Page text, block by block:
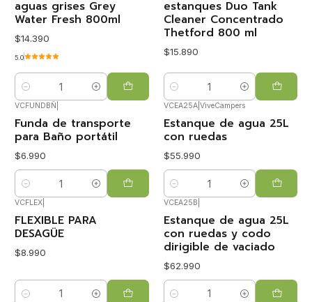
aguas grises Grey
Water Fresh 800ml
$14.390
5.0
Cantidad
estanques Duo Tank
Cleaner Concentrado
Thetford 800 ml
$15.890
Cantidad
VCFUNDBÑ
Funda de transporte
para Baño portátil
$6.990
Cantidad
VCEA25A| ViveCampers
Estanque de agua 25L
con ruedas
$55.990
Cantidad
VCFLEX
FLEXIBLE PARA
DESAGÜE
$8.990
VCEA25B
Estanque de agua 25L
con ruedas y codo
dirigible de vaciado
$62.990